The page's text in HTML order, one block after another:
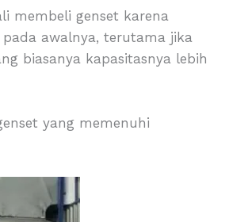
membeli genset karena
awalnya, terutama jika
biasanya kapasitasnya lebih
yang memenuhi